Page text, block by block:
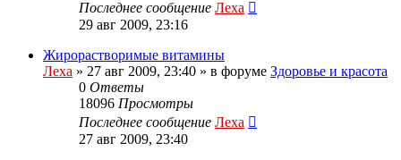
Последнее сообщение Леха
29 авг 2009, 23:16
Жирорастворимые витамины
Леха » 27 авг 2009, 23:40 » в форуме Здоровье и красота
0 Ответы
18096 Просмотры
Последнее сообщение Леха
27 авг 2009, 23:40